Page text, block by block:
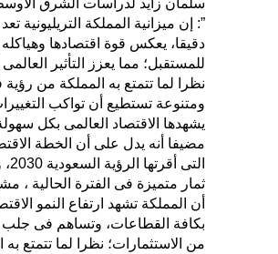
سلمان زايد لدراسات الشرق الأوسط
”: إن ميزانية المملكة التريليونية
دقيقا، يعكس قوة اقتصادها وهياكله
للمستقبل؛ مما يعزز التأثير
نظرا لما تتمتع به المملكة من رؤية
ومتنوعة تستطيع أن تواكب
يشهدها الاقتصاد العالمى بكل
مضيفا أنه يدل على أن الخطة
التى
ثمار متميزة فى الفترة الحالية ،
أن المملكة تشهد ارتفاع النمو
بكافة القطاعات، وتساهم فى جلب
من الاستثمارات؛ نظرا لما تتمتع به